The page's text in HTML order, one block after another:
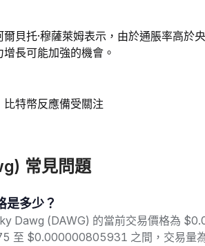
貝托·穆薩萊姆表示，由於通脹率高於
長可能加強的機會。
特幣反應備受關注
常見問題
是多少？
Dawg (DAWG) 的當前交易價格為
至 $0.000000805931 之間，交易量